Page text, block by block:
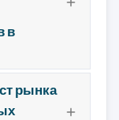
в
рынка